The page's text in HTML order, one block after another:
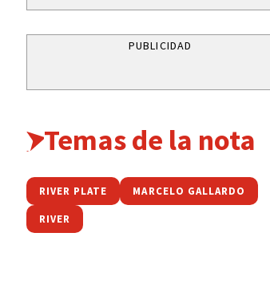
PUBLICIDAD
Temas de la nota
RIVER PLATE MARCELO GALLARDO
RIVER